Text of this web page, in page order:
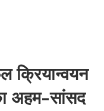
क्रियान्वयन
अहम-सांसद